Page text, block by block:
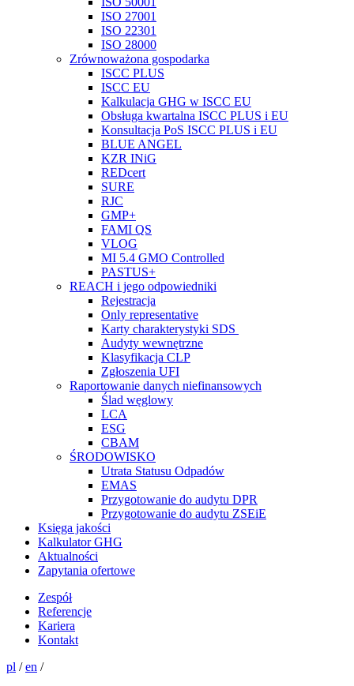
ISO 27001
ISO 22301
ISO 28000
Zrównoważona gospodarka
ISCC PLUS
ISCC EU
Kalkulacja GHG w ISCC EU
Obsługa kwartalna ISCC PLUS i EU
Konsultacja PoS ISCC PLUS i EU
BLUE ANGEL
KZR INiG
REDcert
SURE
RJC
GMP+
FAMI QS
VLOG
MI 5.4 GMO Controlled
PASTUS+
REACH i jego odpowiedniki
Rejestracja
Only representative
Karty charakterystyki SDS
Audyty wewnętrzne
Klasyfikacja CLP
Zgłoszenia UFI
Raportowanie danych niefinansowych
Ślad węglowy
LCA
ESG
CBAM
ŚRODOWISKO
Utrata Statusu Odpadów
EMAS
Przygotowanie do audytu DPR
Przygotowanie do audytu ZSEiE
Księga jakości
Kalkulator GHG
Aktualności
Zapytania ofertowe
Zespół
Referencje
Kariera
Kontakt
pl / en /